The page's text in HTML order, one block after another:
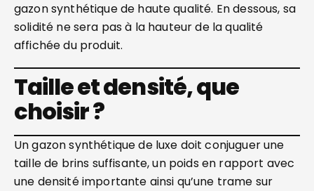
gazon synthétique de haute qualité. En dessous, sa
solidité ne sera pas à la hauteur de la qualité
affichée du produit.
Taille et densité, que
choisir ?
Un gazon synthétique de luxe doit conjuguer une
taille de brins suffisante, un poids en rapport avec
une densité importante ainsi qu’une trame sur